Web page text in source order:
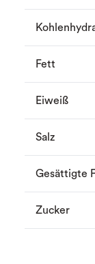
Fett
Eiweiß
Salz
Gesättigte
Zucker